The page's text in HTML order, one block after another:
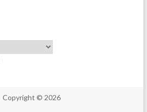
Copyright © 2026